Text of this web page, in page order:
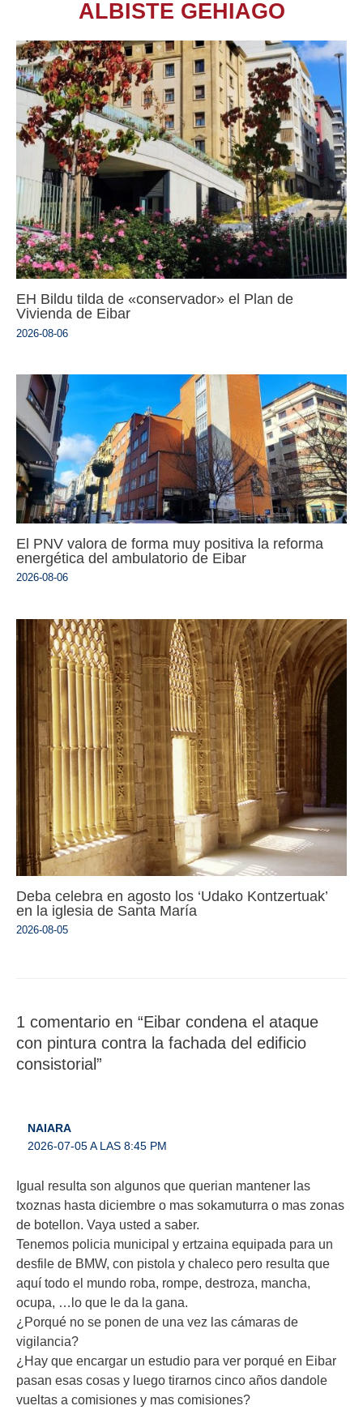
ALBISTE GEHIAGO
EH Bildu tilda de «conservador» el Plan de
Vivienda de Eibar
2026-08-06
El PNV valora de forma muy positiva la reforma
energética del ambulatorio de Eibar
2026-08-06
Deba celebra en agosto los ‘Udako Kontzertuak’
en la iglesia de Santa María
2026-08-05
1 comentario en “Eibar condena el ataque
con pintura contra la fachada del edificio
consistorial”
NAIARA
2026-07-05 A LAS 8:45 PM
Igual resulta son algunos que querian mantener las
txoznas hasta diciembre o mas sokamuturra o mas zonas
de botellon. Vaya usted a saber.
Tenemos policia municipal y ertzaina equipada para un
desfile de BMW, con pistola y chaleco pero resulta que
aquí todo el mundo roba, rompe, destroza, mancha,
ocupa, …lo que le da la gana.
¿Porqué no se ponen de una vez las cámaras de
vigilancia?
¿Hay que encargar un estudio para ver porqué en Eibar
pasan esas cosas y luego tirarnos cinco años dandole
vueltas a comisiones y mas comisiones?